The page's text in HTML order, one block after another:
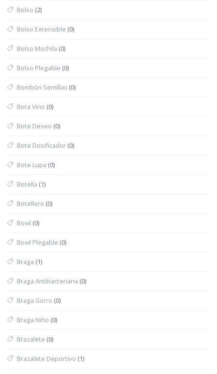
Bolso (2)
Bolso Extensible (0)
Bolso Mochila (0)
Bolso Plegable (0)
Bombón Semillas (0)
Bota Vino (0)
Bote Deseo (0)
Bote Dosificador(0)
Bote Lupa (0)
Botella (1)
Botellero (0)
Bowl (0)
Bowl Plegable (0)
Braga (1)
Braga Antibacteriana (0)
Braga Gorro (0)
Braga Niño (0)
Brazalete (0)
Brazalete Deportivo (1)